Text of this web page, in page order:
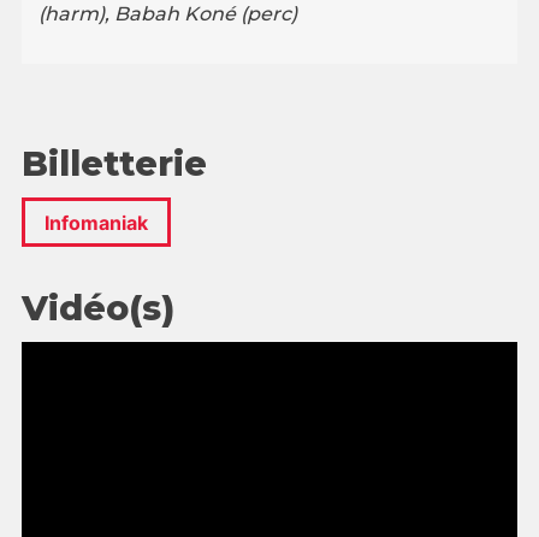
(harm), Babah Koné (perc)
Billetterie
Infomaniak
Vidéo(s)